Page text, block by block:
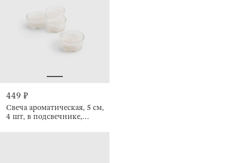
449 ₽
Свеча ароматическая, 5 см,
4 шт, в подсвечнике,